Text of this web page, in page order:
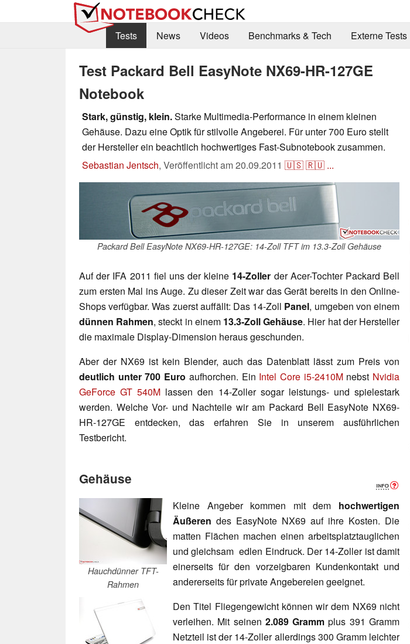
Tests
News Videos Benchmarks & Tech Externe Tests
Test Packard Bell EasyNote NX69-HR-127GE
Notebook
Stark, günstig, klein.Starke Multimedia-Performance in einem kleinen
Gehäuse. Dazu eine Optik für stilvolle Angeberei. Für unter 700 Euro stellt
der Hersteller ein beachtlich hochwertiges Fast-Subnotebook zusammen.
Sebastian Jentsch, Veröffentlicht am20.09.2011 🇺🇸🇷🇺 ...
Packard Bell EasyNote NX69-HR-127GE: 14-Zoll TFT im 13.3-Zoll Gehäuse
Auf der IFA 2011 fiel uns der kleine 14-Zoller der Acer-Tochter Packard Bell
zum ersten Mal ins Auge. Zu dieser Zeit war das Gerät bereits in den Online-
Shops verfügbar. Was zuerst auffällt: Das 14-Zoll Panel, umgeben von einem
dünnen Rahmen, steckt in einem 13.3-Zoll Gehäuse. Hier hat der Hersteller
die maximale Display-Dimension heraus geschunden.
Aber der NX69 ist kein Blender, auch das Datenblatt lässt zum Preis von
deutlich unter 700 Euro aufhorchen. Ein Intel Core i5-2410Mnebst Nvidia
GeForce GT 540M lassen den 14-Zoller sogar leistungs- und spielestark
werden. Welche Vor- und Nachteile wir am Packard Bell EasyNote NX69-
HR-127GE entdecken, das erfahren Sie in unserem ausführlichen
Testbericht.
Gehäuse
Hauchdünner TFT-
Rahmen
Kleine Angeber kommen mit dem hochwertigen
Äußeren des EasyNote NX69 auf ihre Kosten. Die
matten Flächen machen einen arbeitsplatztauglichen
und gleichsam edlen Eindruck. Der 14-Zoller ist damit
einerseits für den vorzeigbaren Kundenkontakt und
andererseits für private Angebereien geeignet.
Den Titel Fliegengewicht können wir dem NX69 nicht
verleihen. Mit seinen 2.089 Gramm plus 391 Gramm
Netzteil ist der 14-Zoller allerdings 300 Gramm leichter